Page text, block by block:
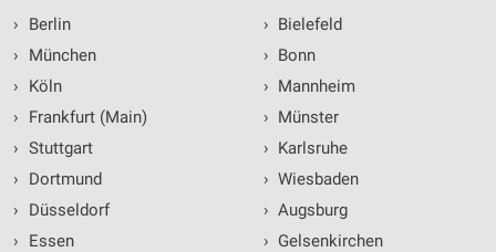
›
Berlin
›
München
›
Köln
›
Frankfurt (Main)
› Stuttgart
›
Dortmund
›
Düsseldorf
›
Essen
› Bielefeld
› Bonn
› Mannheim
› Münster
› Karlsruhe
› Wiesbaden
› Augsburg
› Gelsenkirchen